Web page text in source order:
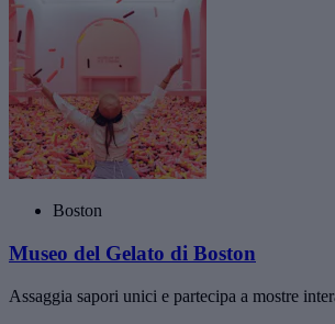
Boston
Museo del Gelato di Boston
Assaggia sapori unici e partecipa a mostre